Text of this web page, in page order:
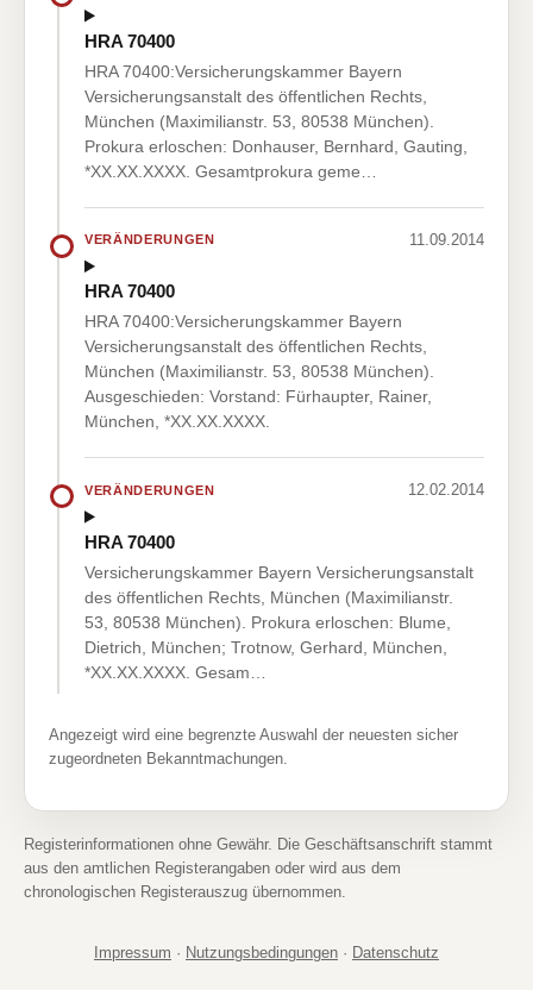
HRA 70400
HRA 70400:Versicherungskammer Bayern
Versicherungsanstalt des öffentlichen Rechts,
München (Maximilianstr. 53, 80538 München).
Prokura erloschen: Donhauser, Bernhard, Gauting,
*XX.XX.XXXX. Gesamtprokura geme…
VERÄNDERUNGEN 11.09.2014
HRA 70400
HRA 70400:Versicherungskammer Bayern
Versicherungsanstalt des öffentlichen Rechts,
München (Maximilianstr. 53, 80538 München).
Ausgeschieden: Vorstand: Fürhaupter, Rainer,
München, *XX.XX.XXXX.
VERÄNDERUNGEN 12.02.2014
HRA 70400
Versicherungskammer Bayern Versicherungsanstalt
des öffentlichen Rechts, München (Maximilianstr.
53, 80538 München). Prokura erloschen: Blume,
Dietrich, München; Trotnow, Gerhard, München,
*XX.XX.XXXX. Gesam…
Angezeigt wird eine begrenzte Auswahl der neuesten sicher
zugeordneten Bekanntmachungen.
Registerinformationen ohne Gewähr. Die Geschäftsanschrift stammt
aus den amtlichen Registerangaben oder wird aus dem
chronologischen Registerauszug übernommen.
Impressum · Nutzungsbedingungen · Datenschutz